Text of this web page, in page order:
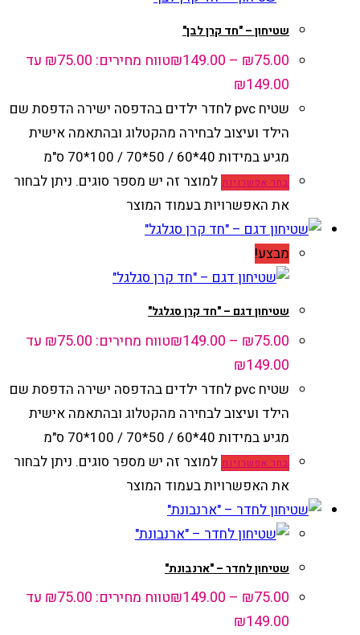
שטיחון – "חד קרן לבן"
₪75.00
–
₪149.00
טווח מחירים: ⁦₪75.00⁩ עד
שטיח pvc לחדר ילדים בהדפסה ישירה הדפסת שם
הילד ועיצוב לבחירה מהקטלוג ובהתאמה אישית
מגיע במידות 40*60 / 50*70 / 100*70 ס"מ
בחר אפשרויות למוצר זה יש מספר סוגים. ניתן לבחור
את האפשרויות בעמוד המוצר
מבצע!
שטיחון דגם – "חד קרן סגלגל"
₪75.00
–
₪149.00
טווח מחירים: ⁦₪75.00⁩ עד
שטיח pvc לחדר ילדים בהדפסה ישירה הדפסת שם
הילד ועיצוב לבחירה מהקטלוג ובהתאמה אישית
מגיע במידות 40*60 / 50*70 / 100*70 ס"מ
בחר אפשרויות למוצר זה יש מספר סוגים. ניתן לבחור
את האפשרויות בעמוד המוצר
שטיחון לחדר – "ארנבונת"
₪75.00
–
₪149.00
טווח מחירים: ⁦₪75.00⁩ עד